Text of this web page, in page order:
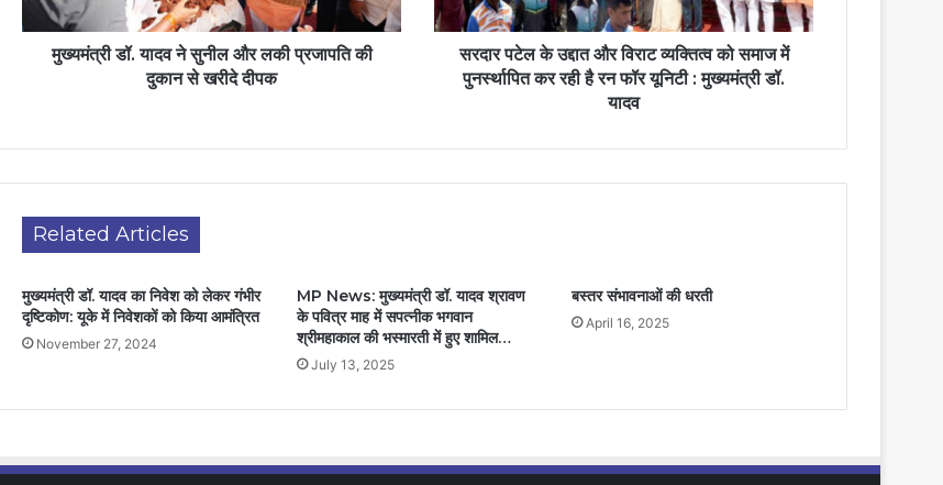
मुख्यमंत्री डॉ. यादव ने सुनील और लकी प्रजापति की
दुकान से खरीदे दीपक
सरदार पटेल के उद्दात और विराट व्यक्तित्व को समाज में
पुनर्स्थापित कर रही है रन फॉर यूनिटी : मुख्यमंत्री डॉ.
यादव
Related Articles
मुख्यमंत्री डॉ. यादव का निवेश को लेकर गंभीर
दृष्टिकोण: यूके में निवेशकों को किया आमंत्रित
November 27, 2024
MP News: मुख्यमंत्री डॉ. यादव श्रावण
के पवित्र माह में सपत्नीक भगवान
श्रीमहाकाल की भस्मारती में हुए शामिल…
July 13, 2025
बस्तर संभावनाओं की धरती
April 16, 2025